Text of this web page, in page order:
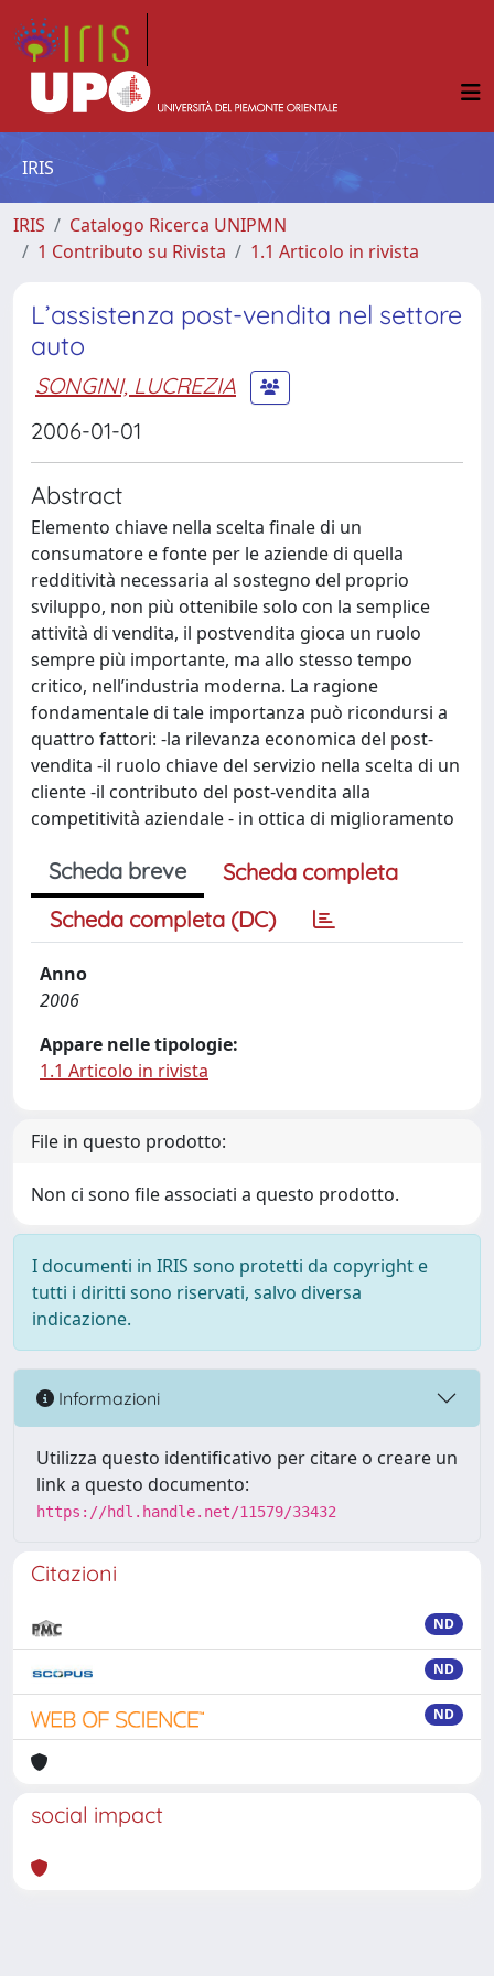
IRIS
IRIS
Catalogo Ricerca UNIPMN
1 Contributo su Rivista
1.1 Articolo in rivista
L’assistenza post-vendita nel settore
auto
SONGINI, LUCREZIA
2006-01-01
Abstract
Elemento chiave nella scelta finale di un
consumatore e fonte per le aziende di quella
redditività necessaria al sostegno del proprio
sviluppo, non più ottenibile solo con la semplice
attività di vendita, il postvendita gioca un ruolo
sempre più importante, ma allo stesso tempo
critico, nell’industria moderna. La ragione
fondamentale di tale importanza può ricondursi a
quattro fattori: -la rilevanza economica del post-
vendita -il ruolo chiave del servizio nella scelta di un
cliente -il contributo del post-vendita alla
competitività aziendale - in ottica di miglioramento
Scheda breve
Scheda completa
Scheda completa (DC)
Anno
2006
Appare nelle tipologie:
1.1 Articolo in rivista
File in questo prodotto:
Non ci sono file associati a questo prodotto.
I documenti in IRIS sono protetti da copyright e
tutti i diritti sono riservati, salvo diversa
indicazione.
Informazioni
Utilizza questo identificativo per citare o creare un
link a questo documento:
https://hdl.handle.net/11579/33432
Citazioni
ND
ND
ND
social impact